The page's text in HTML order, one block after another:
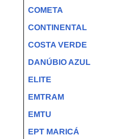
COMETA
CONTINENTAL
COSTA VERDE
DANÚBIO AZUL
ELITE
EMTRAM
EMTU
EPT MARICÁ